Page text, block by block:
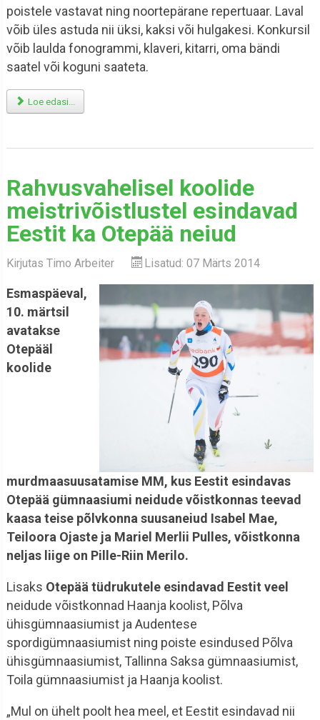
poistele vastavat ning noortepärane repertuaar. Laval
võib üles astuda nii üksi, kaksi või hulgakesi. Konkursil
võib laulda fonogrammi, klaveri, kitarri, oma bändi
saatel või koguni saateta.
Loe edasi...
Rahvusvahelisel koolide
meistrivõistlustel esindavad
Eestit ka Otepää neiud
Kirjutas Timo Arbeiter Lisatud: 07 Märts 2014
Esmaspäeval,
10. märtsil
avatakse
Otepääl
koolide
murdmaasuusatamise MM, kus Eestit esindavas
Otepää gümnaasiumi neidude võistkonnas teevad
kaasa teise põlvkonna suusaneiud Isabel Mae,
Teiloora Ojaste ja Mariel Merlii Pulles, võistkonna
neljas liige on Pille-Riin Merilo.
Lisaks Otepää tüdrukutele esindavad Eestit veel
neidude võistkonnad Haanja koolist, Põlva
ühisgümnaasiumist ja Audentese
spordigümnaasiumist ning poiste esindused Põlva
ühisgümnaasiumist, Tallinna Saksa gümnaasiumist,
Toila gümnaasiumist ja Haanja koolist.
„Mul on ühelt poolt hea meel, et Eestit esindavad nii